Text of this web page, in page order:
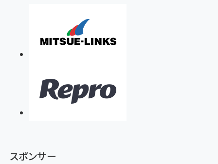
スポンサー